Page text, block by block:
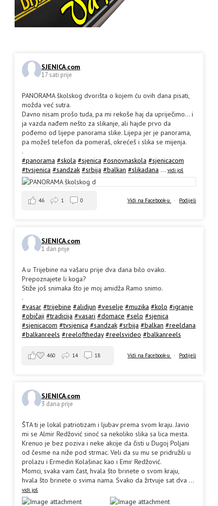
SJENICA.com
17 sati prije
PANORAMA školskog dvorišta o kojem ću ovih dana pisati,
možda već sutra.
Davno nisam prošo tuda, pa mi rekoše haj da upriječimo... i
ja vazda nađem nešto za slikanje, ali hajde prvo da
pođemo od lijepe panorama slike. Lijepa jer je panorama,
pa možeš telefon da pomeraš, okrećeš i slika se mijenja.
.
#panorama #skola #sjenica #osnovnaskola #sjenicacom
#tvsjenica #sandzak #srbija #balkan #slikadana ... vidi još
Vidi na Facebook-u · Podijeli
46 1 0
SJENICA.com
1 dan prije
A u Trijebine na vašaru prije dva dana bilo ovako.
Prepoznajete li koga?
Stiže još snimaka što je moj amidža Ramo snimo.
.
#vasar #trijebine #alidjun #veselje #muzika #kolo #igranje
#običaji #tradicija #vasari #domace #selo #sjenica
#sjenicacom #tvsjenica #sandzak #srbija #balkan #reeldana
#balkanreels #reeloftheday #reelsvideo #balkanreels
Vidi na Facebook-u · Podijeli
460 14 18
SJENICA.com
3 dana prije
ŠTA ti je lokal patriotizam i ljubav prema svom kraju. Javio
mi se Almir Redžović sinoć sa nekoliko slika sa lica mesta.
Krenuo je bez poziva i neke akcije da čisti u Dugoj Poljani
od česme na niže pod strmac. Veli da su mu se pridružili u
prolazu i Ermedin Kolašinac kao i Emir Redžović.
Momci, svaka vam čast, hvala što brinete o svom kraju,
hvala što brinete o svima nama. Svako da žrtvuje sat dva ...
vidi još